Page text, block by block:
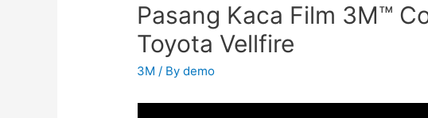
Pasang Kaca Film 3M™
Toyota Vellfire
3M / Bydemo